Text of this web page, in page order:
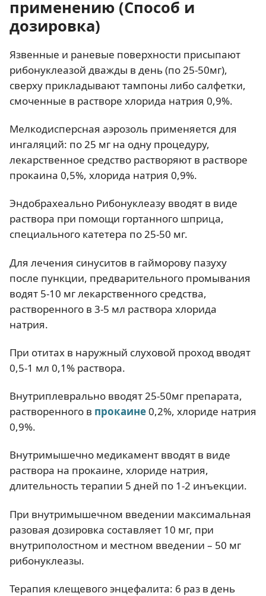
применению (Способ и
дозировка)
Язвенные и раневые поверхности присыпают
рибонуклеазой дважды в день (по 25-50мг),
сверху прикладывают тампоны либо салфетки,
смоченные в растворе хлорида натрия 0,9%.
Мелкодисперсная аэрозоль применяется для
ингаляций: по 25 мг на одну процедуру,
лекарственное средство растворяют в растворе
прокаина 0,5%, хлорида натрия 0,9%.
Эндобрахеально Рибонуклеазу вводят в виде
раствора при помощи гортанного шприца,
специального катетера по 25-50 мг.
Для лечения синуситов в гайморову пазуху
после пункции, предварительного промывания
водят 5-10 мг лекарственного средства,
растворенного в 3-5 мл раствора хлорида
натрия.
При отитах в наружный слуховой проход вводят
0,5-1 мл 0,1% раствора.
Внутриплеврально вводят 25-50мг препарата,
растворенного в прокаине0,2%, хлориде натрия
0,9%.
Внутримышечно медикамент вводят в виде
раствора на прокаине, хлориде натрия,
длительность терапии 5 дней по 1-2 инъекции.
При внутримышечном введении максимальная
разовая дозировка составляет 10 мг, при
внутриполостном и местном введении – 50 мг
рибонуклеазы.
Терапия клещевого энцефалита: 6 раз в день